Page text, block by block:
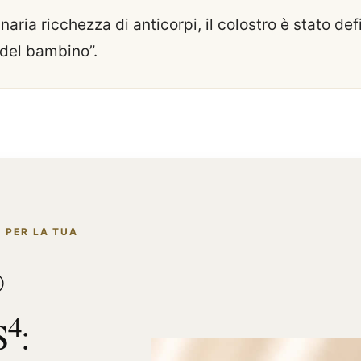
ricchezza di anticorpi, il colostro è stato
bambino”.
PER LA TUA
4: